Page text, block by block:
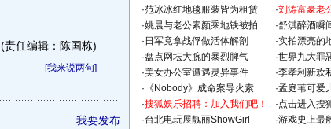
(责任编辑：陈国栋)
[我来说两句]
我要发布
·范冰冰红地毯服装皆为租赁 ·刘涛富豪老
·姚晨与老公素颜乘地铁被拍 ·舒淇醉酒瞬
· 日军竟拿战俘做活体解剖 ·实拍漂亮的
·盘点网坛大腕的暴烈脾气 ·世界九大罪
·美女办公室遭遇灵异事件 ·李孝利新欢
· 《Nobody》成命案导火索 ·孟庭苇可爱
·搜狐娱乐招聘：加入我们吧！ ·点击进入搜
·台北电玩展靓丽ShowGirl ·游戏史上最